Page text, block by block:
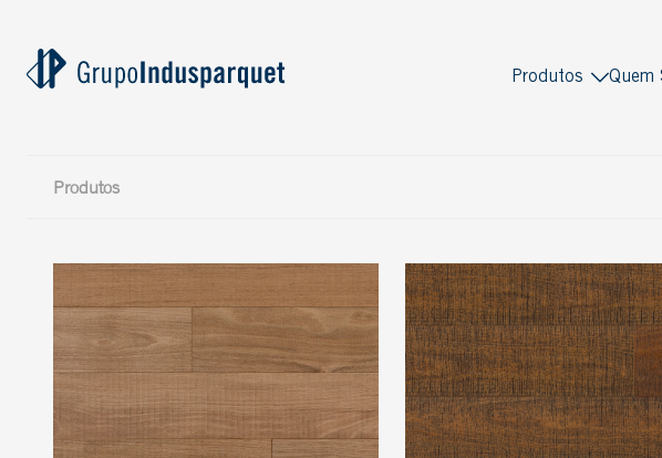
Produtos
Multistrato
Antiquity
Decor
Soleira
Lambri
Deck
Ver todos
Quem
Produtos